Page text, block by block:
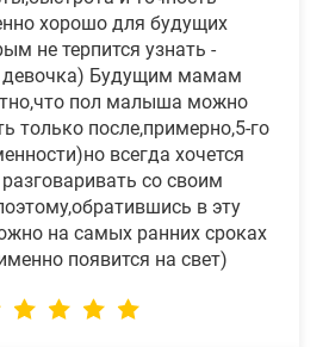
хорошо для будущих
не терпится узнать -
девочка) Будущим мамам
пол малыша можно
только после,примерно,5-го
всегда хочется
со своим
в эту
на самых ранних сроках
появится на свет)